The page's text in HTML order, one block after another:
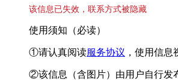
该信息已失效，联系方式被隐藏
使用须知（必读）
①请认真阅读服务协议 ，使用信
②该信息（含图片）由用户自行发